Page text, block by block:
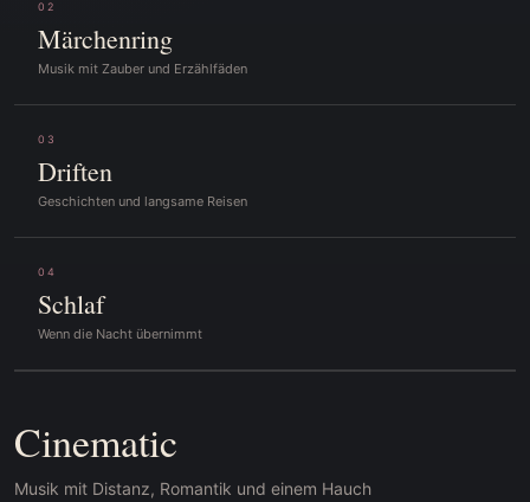
02
Märchenring
Musik mit Zauber und Erzählfäden
03
Driften
Geschichten und langsame Reisen
04
Schlaf
Wenn die Nacht übernimmt
Cinematic
Musik mit Distanz, Romantik und einem Hauch